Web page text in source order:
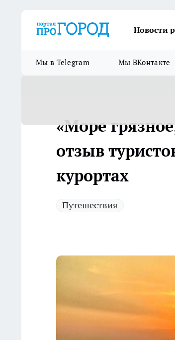
Новости
Мы в Telegram Мы ВКонтакте
«Море
отзыв
курортах
Путешествия